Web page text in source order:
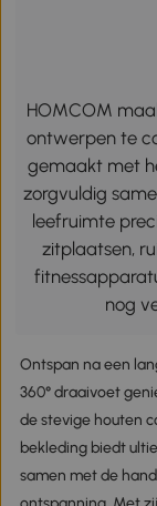
HOMCOM
ontwerpen te
gemaakt met
zorgvuldig
leefruimte
zitplaatsen,
nog
Ontspan na een
360° draaivoet
de stevige houten
bekleding biedt
samen met de